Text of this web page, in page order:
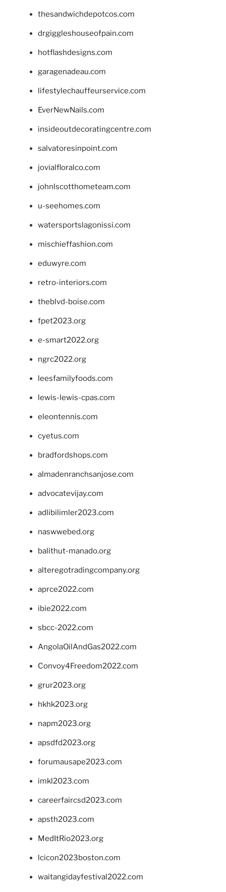
thesandwichdepotcos.com
drgiggleshouseofpain.com
hotflashdesigns.com
garagenadeau.com
lifestylechauffeurservice.com
EverNewNails.com
insideoutdecoratingcentre.com
salvatoresinpoint.com
jovialfloralco.com
johnlscotthometeam.com
u-seehomes.com
watersportslagonissi.com
mischieffashion.com
eduwyre.com
retro-interiors.com
theblvd-boise.com
fpet2023.org
e-smart2022.org
ngrc2022.org
leesfamilyfoods.com
lewis-lewis-cpas.com
eleontennis.com
cyetus.com
bradfordshops.com
almadenranchsanjose.com
advocatevijay.com
adlibilimler2023.com
naswwebed.org
balithut-manado.org
alteregotradingcompany.org
aprce2022.com
ibie2022.com
sbcc-2022.com
AngolaOilAndGas2022.com
Convoy4Freedom2022.com
grur2023.org
hkhk2023.org
napm2023.org
apsdfd2023.org
forumausape2023.com
imkl2023.com
careerfaircsd2023.com
apsth2023.com
MedItRio2023.org
lcicon2023boston.com
waitangidayfestival2022.com